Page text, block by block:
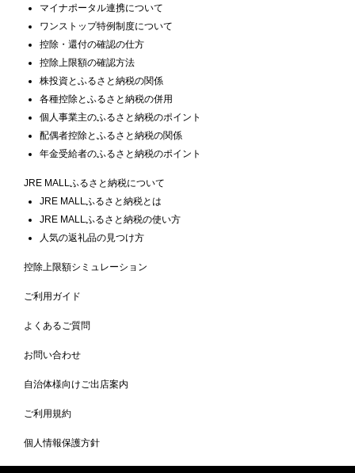
マイナポータル連携について
ワンストップ特例制度について
控除・還付の確認の仕方
控除上限額の確認方法
株投資とふるさと納税の関係
各種控除とふるさと納税の併用
個人事業主のふるさと納税のポイント
配偶者控除とふるさと納税の関係
年金受給者のふるさと納税のポイント
JRE MALLふるさと納税について
JRE MALLふるさと納税とは
JRE MALLふるさと納税の使い方
人気の返礼品の見つけ方
控除上限額シミュレーション
ご利用ガイド
よくあるご質問
お問い合わせ
自治体様向けご出店案内
ご利用規約
個人情報保護方針